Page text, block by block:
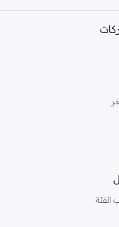
عالية الجودة مع اهتمام
والممتعة. مثالية للخروجات
وطبعات متنوعة.
من بين السراويل القصيرة
بأنماط وتصاميم مختلفة، وهي